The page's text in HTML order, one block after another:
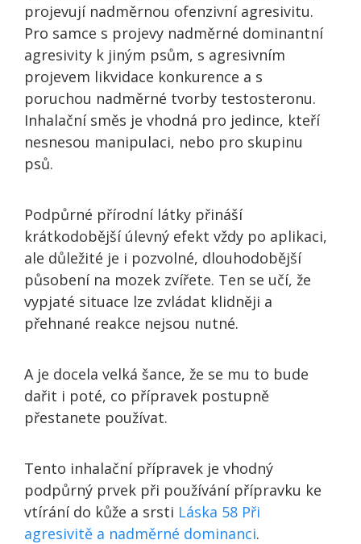
projevují nadměrnou ofenzivní agresivitu.
Pro samce s projevy nadměrné dominantní
agresivity k jiným psům, s agresivním
projevem likvidace konkurence a s
poruchou nadměrné tvorby testosteronu.
Inhalační směs je vhodná pro jedince, kteří
nesnesou manipulaci, nebo pro skupinu
psů.
Podpůrné přírodní látky přináší
krátkodobější úlevný efekt vždy po aplikaci,
ale důležité je i pozvolné, dlouhodobější
působení na mozek zvířete. Ten se učí, že
vypjaté situace lze zvládat klidněji a
přehnané reakce nejsou nutné.
A je docela velká šance, že se mu to bude
dařit i poté, co přípravek postupně
přestanete používat.
Tento inhalační přípravek je vhodný
podpůrný prvek při používání přípravku ke
vtírání do kůže a srsti Láska 58 Při
agresivitě a nadměrné dominanci.